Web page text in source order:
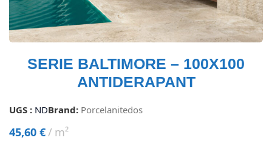
SERIE BALTIMORE – 100X100
ANTIDERAPANT
UGS : NDBrand: Porcelanitedos
45,60 € m²